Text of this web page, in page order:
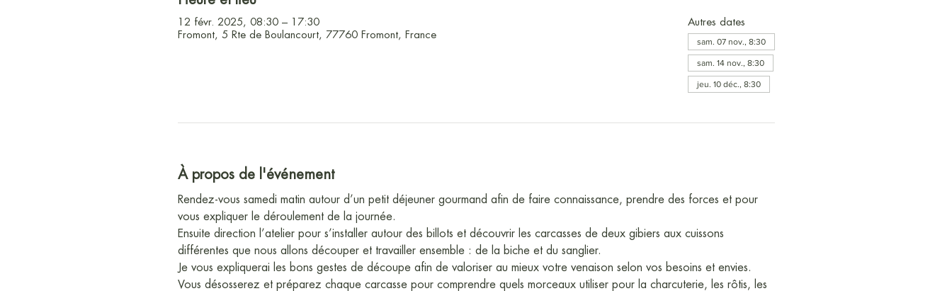
12 févr. 2025, 08:30 – 17:30
Fromont, 5 Rte de Boulancourt, 77760 Fromont, France
Autres dates
sam. 07 nov., 8:30
sam. 14 nov., 8:30
jeu. 10 déc., 8:30
À propos de l'événement
Rendez-vous samedi matin autour d’un petit déjeuner gourmand afin de faire connaissance, prendre des forces et pour
vous expliquer le déroulement de la journée.
Ensuite direction l’atelier pour s’installer autour des billots et découvrir les carcasses de deux gibiers aux cuissons
différentes que nous allons découper et travailler ensemble : de la biche et du sanglier.
Je vous expliquerai les bons gestes de découpe afin de valoriser au mieux votre venaison selon vos besoins et envies.
Vous désosserez et préparez chaque carcasse pour comprendre quels morceaux utiliser pour la charcuterie, les rôtis, les